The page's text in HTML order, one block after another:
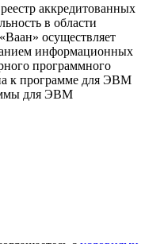
аккредитованных
в области
осуществляет
информационных
программного
к программе для ЭВМ
для ЭВМ